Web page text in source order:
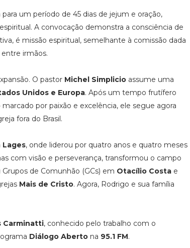
um período de 45 dias de jejum e oração,
A convocação demonstra a consciência de
é missão espiritual, semelhante à comissão dada
irmãos.
O pastor Michel Simplicio assume uma
Unidos e Europa. Após um tempo frutífero
por paixão e excelência, ele segue agora
fora do Brasil.
Lages, onde liderou por quatro anos e quatro meses
com visão e perseverança, transformou o campo
de Comunhão (GCs) em Otacílio Costa e
Mais de Cristo. Agora, Rodrigo e sua família
Carminatti, conhecido pelo trabalho com o
Diálogo Aberto na 95.1 FM.